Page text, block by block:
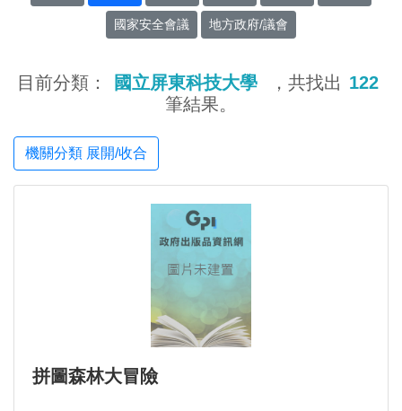
國家安全會議 地方政府/議會
目前分類： 國立屏東科技大學 ，共找出 122
筆結果。
機關分類 展開/收合
拼圖森林大冒險